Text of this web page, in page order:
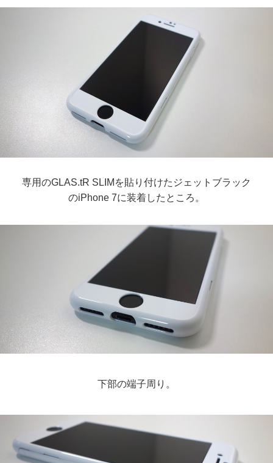
専用のGLAS.tR SLIMを貼り付けたジェットブラック
のiPhone 7に装着したところ。
下部の端子周り。